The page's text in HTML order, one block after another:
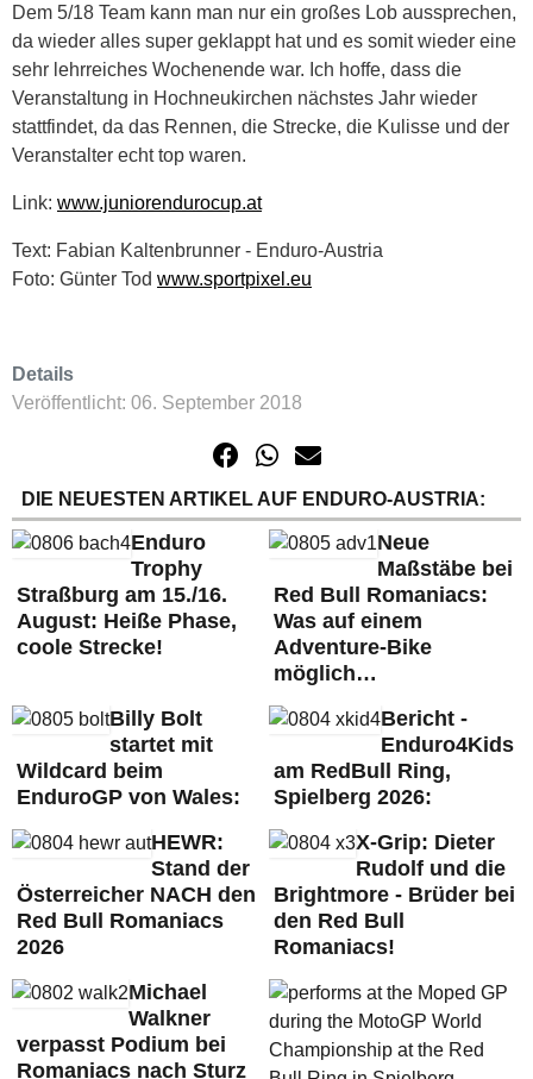
Dem 5/18 Team kann man nur ein großes Lob aussprechen,
da wieder alles super geklappt hat und es somit wieder eine
sehr lehrreiches Wochenende war. Ich hoffe, dass die
Veranstaltung in Hochneukirchen nächstes Jahr wieder
stattfindet, da das Rennen, die Strecke, die Kulisse und der
Veranstalter echt top waren.
Link: www.juniorendurocup.at
Text: Fabian Kaltenbrunner - Enduro-Austria
Foto: Günter Tod www.sportpixel.eu
Details
Veröffentlicht: 06. September 2018
DIE NEUESTEN ARTIKEL AUF ENDURO-AUSTRIA:
Enduro
Trophy
Straßburg am 15./16.
August: Heiße Phase,
coole Strecke!
Neue
Maßstäbe bei
Red Bull Romaniacs:
Was auf einem
Adventure-Bike
möglich…
Billy Bolt
startet mit
Wildcard beim
EnduroGP von Wales:
Bericht -
Enduro4Kids
am RedBull Ring,
Spielberg 2026:
HEWR:
Stand der
Österreicher NACH den
Red Bull Romaniacs
2026
X-Grip: Dieter
Rudolf und die
Brightmore - Brüder bei
den Red Bull
Romaniacs!
Michael
Walkner
verpasst Podium bei
Romaniacs nach Sturz